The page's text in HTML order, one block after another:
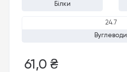
Білки
24.7
Вуглеводи
61,0 ₴